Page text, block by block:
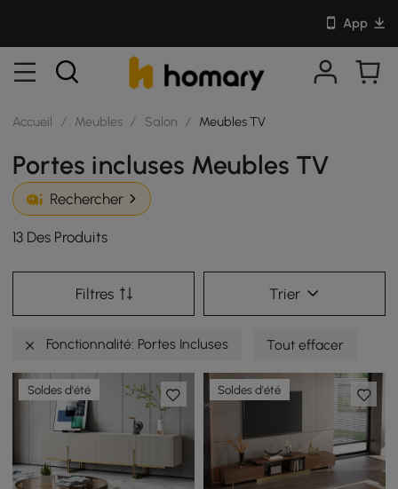
App
Accueil / Meubles / Salon / Meubles TV
Portes incluses Meubles TV
Rechercher
13 Des Produits
Filtres Trier
Fonctionnalité: Portes Incluses Tout effacer
Soldes d'été Soldes d'été